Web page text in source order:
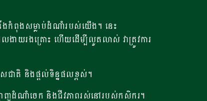
នឹងកំពុងសម្លាប់ដំណាំរបស់យើង។ នេះ
ាយរងគ្រោះ ហើយដើម្បីលូតលាស់ វាត្រូវការ
ជាតិ និងផ្តល់ទិន្នផលខ្ពស់។
ាញដំណាំចេក និងជីវភាពរស់នៅរបស់កសិករ។